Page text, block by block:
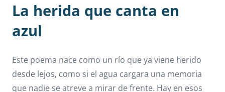
La herida que canta en
azul
Este poema nace como un río que ya viene herido
desde lejos, como si el agua cargara una memoria
que nadie se atreve a mirar de frente. Hay en esos